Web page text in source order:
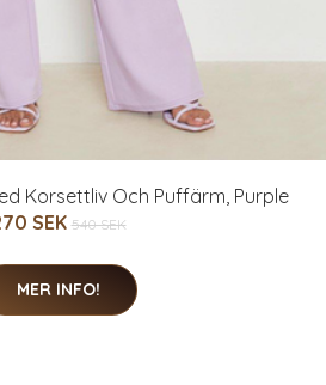
Korsettliv Och Puffärm, Purple
SEK 540 SEK
MER INFO!